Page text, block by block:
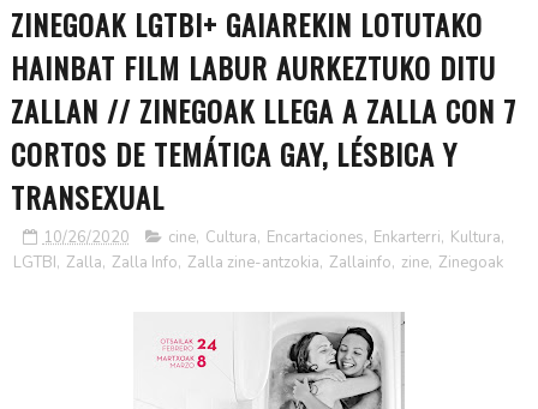
ZINEGOAK LGTBI+ GAIAREKIN LOTUTAKO
HAINBAT FILM LABUR AURKEZTUKO DITU
ZALLAN // ZINEGOAK LLEGA A ZALLA CON 7
CORTOS DE TEMÁTICA GAY, LÉSBICA Y
TRANSEXUAL
10/26/2020 cine, Cultura, Encartaciones, Enkarterri, Kultura,
LGTBI, Zalla, Zalla Info, Zalla zine-antzokia, Zallainfo, zine, Zinegoak